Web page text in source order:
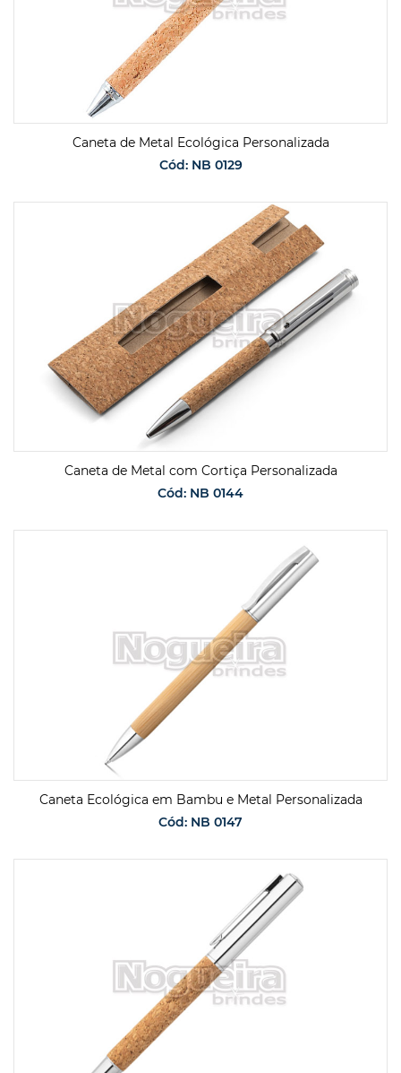
Caneta de Metal Ecológica Personalizada
Cód: NB 0129
SOLICITAR ORÇAMENTO
Caneta de Metal com Cortiça Personalizada
Cód: NB 0144
Caneta Ecológica em Bambu e Metal Personalizada
Cód: NB 0147
SOLICITAR ORÇAMENTO